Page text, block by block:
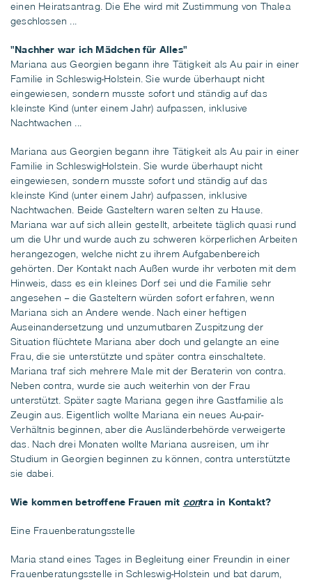
einen Heiratsantrag. Die Ehe wird mit Zustimmung von Thalea
geschlossen ...
"Nachher war ich Mädchen für Alles"
Mariana aus Georgien begann ihre Tätigkeit als Au pair in einer
Familie in Schleswig-Holstein. Sie wurde überhaupt nicht
eingewiesen, sondern musste sofort und ständig auf das
kleinste Kind (unter einem Jahr) aufpassen, inklusive
Nachtwachen ...
Mariana aus Georgien begann ihre Tätigkeit als Au pair in einer
Familie in SchleswigHolstein. Sie wurde überhaupt nicht
eingewiesen, sondern musste sofort und ständig auf das
kleinste Kind (unter einem Jahr) aufpassen, inklusive
Nachtwachen. Beide Gasteltern waren selten zu Hause.
Mariana war auf sich allein gestellt, arbeitete täglich quasi rund
um die Uhr und wurde auch zu schweren körperlichen Arbeiten
herangezogen, welche nicht zu ihrem Aufgabenbereich
gehörten. Der Kontakt nach Außen wurde ihr verboten mit dem
Hinweis, dass es ein kleines Dorf sei und die Familie sehr
angesehen – die Gasteltern würden sofort erfahren, wenn
Mariana sich an Andere wende. Nach einer heftigen
Auseinandersetzung und unzumutbaren Zuspitzung der
Situation flüchtete Mariana aber doch und gelangte an eine
Frau, die sie unterstützte und später contra einschaltete.
Mariana traf sich mehrere Male mit der Beraterin von contra.
Neben contra, wurde sie auch weiterhin von der Frau
unterstützt. Später sagte Mariana gegen ihre Gastfamilie als
Zeugin aus. Eigentlich wollte Mariana ein neues Au-pair-
Verhältnis beginnen, aber die Ausländerbehörde verweigerte
das. Nach drei Monaten wollte Mariana ausreisen, um ihr
Studium in Georgien beginnen zu können, contra unterstützte
sie dabei.
Wie kommen betroffene Frauen mit contra in Kontakt?
Eine Frauenberatungsstelle
Maria stand eines Tages in Begleitung einer Freundin in einer
Frauenberatungsstelle in Schleswig-Holstein und bat darum,